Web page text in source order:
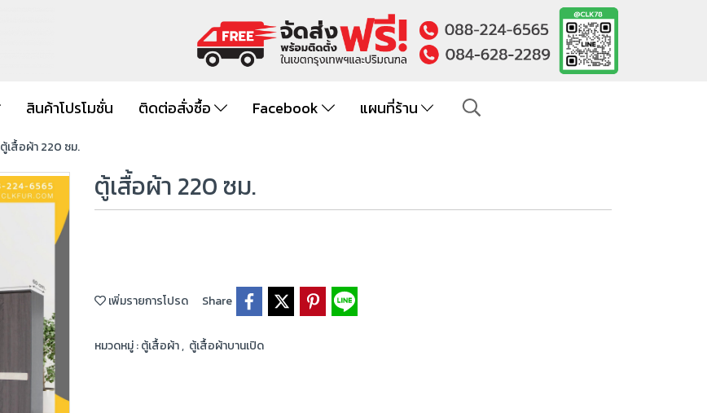
สินค้าโปรโมชั่น ติดต่อสั่งซื้อ Facebook แผนที่ร้าน
ตู้เสื้อผ้า 220 ซม.
ตู้เสื้อผ้า 220 ซม.
เพิ่มรายการโปรด Share
หมวดหมู่ :ตู้เสื้อผ้า, ตู้เสื้อผ้าบานเปิด